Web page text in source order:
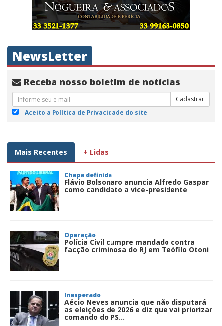
NewsLetter
Receba nosso boletim de notícias
Cadastrar
Aceito a Política de Privacidade do site
Mais Recentes + Lidas
Chapa definida
Flávio Bolsonaro anuncia Alfredo Gaspar
como candidato a vice-presidente
Operação
Polícia Civil cumpre mandado contra
facção criminosa do RJ em Teófilo Otoni
Inesperado
Aécio Neves anuncia que não disputará
as eleições de 2026 e diz que vai priorizar
comando do PS...